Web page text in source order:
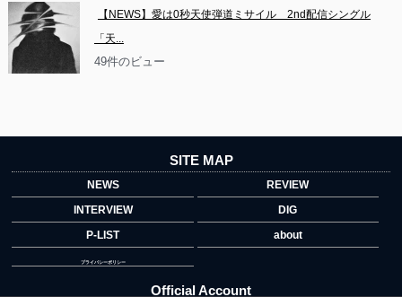
【NEWS】愛は0秒天使弾道ミサイル　2nd配信シングル
「天...
49件のビュー
SITE MAP
NEWS
REVIEW
INTERVIEW
DIG
P-LIST
about
プライバシーポリシー
Official Account